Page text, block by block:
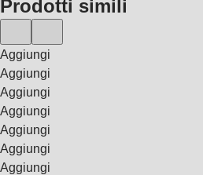
Prodotti simili
Aggiungi
Aggiungi
Aggiungi
Aggiungi
Aggiungi
Aggiungi
Aggiungi